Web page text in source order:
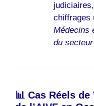
chiffrages
Médecins
du
📊 Cas Réels